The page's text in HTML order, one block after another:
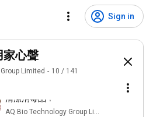
Sign in
家心聲
Limited 10 / 141
賣到斷市的濕紙巾
AQ Bio Technology Group Limited
兩日即好 有AQ痱滋無煩惱
清潔消毒品！
AQ Bio Technology Group Limited